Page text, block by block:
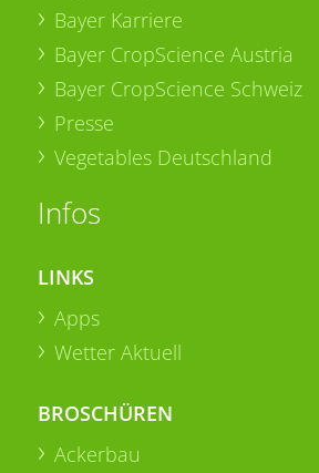
Bayer Karriere
Bayer CropScience Austria
Bayer CropScience Schweiz
Presse
Vegetables Deutschland
Infos
LINKS
Apps
Wetter Aktuell
BROSCHÜREN
Ackerbau